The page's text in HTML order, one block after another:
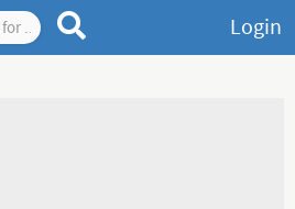
Login